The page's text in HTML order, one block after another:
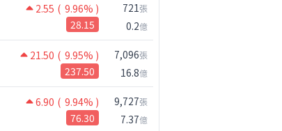
2.55 ( 9.96% )
28.15
721張
0.2億
21.50 ( 9.95% )
237.50
7,096張
16.8億
6.90 ( 9.94% )
76.30
9,727張
7.37億